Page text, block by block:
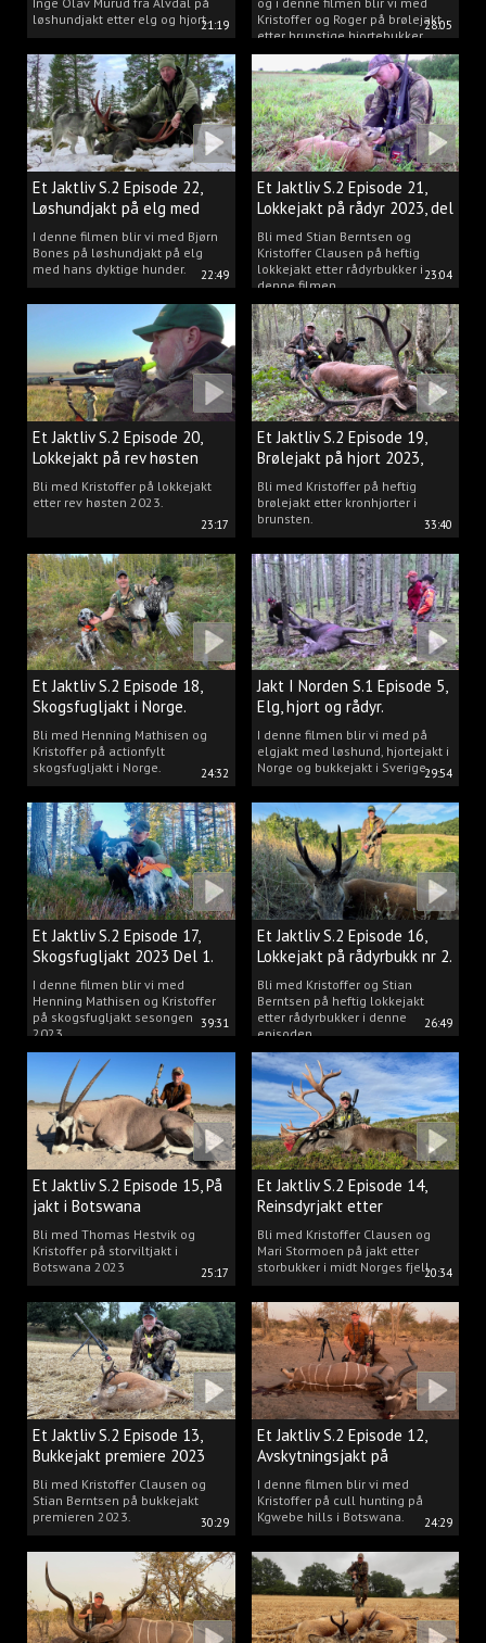
21:19
løshundjakt etter elg og hjort.
28:05
Kristoffer og Roger på brølejakt
etter brunstige hjortebukker.
22:49
Et Jaktliv S.2 Episode 22,
Løshundjakt på elg med
Bjørn Bones
I denne filmen blir vi med Bjørn
Bones på løshundjakt på elg
med hans dyktige hunder.
23:04
Et Jaktliv S.2 Episode 21,
Lokkejakt på rådyr 2023, del
3.
Bli med Stian Berntsen og
Kristoffer Clausen på heftig
lokkejakt etter rådyrbukker i
denne filmen.
23:17
Et Jaktliv S.2 Episode 20,
Lokkejakt på rev høsten
2023.
Bli med Kristoffer på lokkejakt
etter rev høsten 2023.
33:40
Et Jaktliv S.2 Episode 19,
Brølejakt på hjort 2023,
del.1
Bli med Kristoffer på heftig
brølejakt etter kronhjorter i
brunsten.
24:32
Et Jaktliv S.2 Episode 18,
Skogsfugljakt i Norge.
Bli med Henning Mathisen og
Kristoffer på actionfylt
skogsfugljakt i Norge.
29:54
Jakt I Norden S.1 Episode 5,
Elg, hjort og rådyr.
I denne filmen blir vi med på
elgjakt med løshund, hjortejakt i
Norge og bukkejakt i Sverige.
39:31
Et Jaktliv S.2 Episode 17,
Skogsfugljakt 2023 Del 1.
I denne filmen blir vi med
Henning Mathisen og Kristoffer
på skogsfugljakt sesongen
2023.
26:49
Et Jaktliv S.2 Episode 16,
Lokkejakt på rådyrbukk nr 2.
Bli med Kristoffer og Stian
Berntsen på heftig lokkejakt
etter rådyrbukker i denne
episoden.
25:17
Et Jaktliv S.2 Episode 15, På
jakt i Botswana
Bli med Thomas Hestvik og
Kristoffer på storviltjakt i
Botswana 2023
20:34
Et Jaktliv S.2 Episode 14,
Reinsdyrjakt etter
storbukker.
Bli med Kristoffer Clausen og
Mari Stormoen på jakt etter
storbukker i midt Norges fjell.
30:29
Et Jaktliv S.2 Episode 13,
Bukkejakt premiere 2023
Bli med Kristoffer Clausen og
Stian Berntsen på bukkejakt
premieren 2023.
24:29
Et Jaktliv S.2 Episode 12,
Avskytningsjakt på
antiloper i Botswana
I denne filmen blir vi med
Kristoffer på cull hunting på
Kgwebe hills i Botswana.